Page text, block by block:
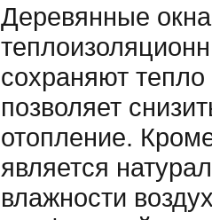
Деревянные
сохраняют
позволяет
отопление.
является
влажности